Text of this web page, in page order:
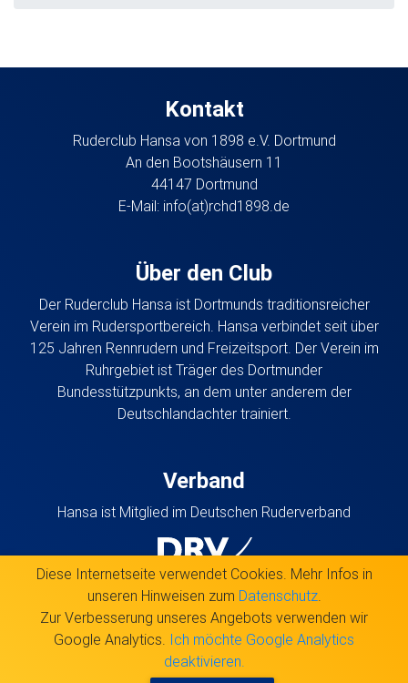
Kontakt
Ruderclub Hansa von 1898 e.V. Dortmund
An den Bootshäusern 11
44147 Dortmund
E-Mail: info(at)rchd1898.de
Über den Club
Der Ruderclub Hansa ist Dortmunds traditionsreicher
Verein im Rudersportbereich. Hansa verbindet seit über
125 Jahren Rennrudern und Freizeitsport. Der Verein im
Ruhrgebiet ist Träger des Dortmunder
Bundesstützpunkts, an dem unter anderem der
Deutschlandachter trainiert.
Verband
Hansa ist Mitglied im Deutschen Ruderverband
Ruderclub Hansa bei Facebook
Ruderclub Hansa bei Instagram
Hansa Newsletter
RSS Newsfeed
Diese Internetseite verwendet Cookies. Mehr Infos in
unseren Hinweisen zum Datenschutz.
Zur Verbesserung unseres Angebots verwenden wir
Google Analytics. Ich möchte Google Analytics
deaktivieren.